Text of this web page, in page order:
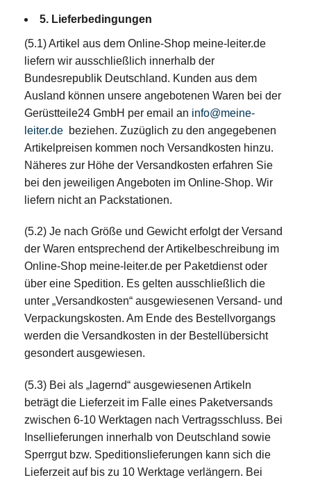
5. Lieferbedingungen
(5.1) Artikel aus dem Online-Shop meine-leiter.de
liefern wir ausschließlich innerhalb der
Bundesrepublik Deutschland. Kunden aus dem
Ausland können unsere angebotenen Waren bei der
Gerüstteile24 GmbH per email an info@meine-
leiter.de beziehen. Zuzüglich zu den angegebenen
Artikelpreisen kommen noch Versandkosten hinzu.
Näheres zur Höhe der Versandkosten erfahren Sie
bei den jeweiligen Angeboten im Online-Shop. Wir
liefern nicht an Packstationen.
(5.2) Je nach Größe und Gewicht erfolgt der Versand
der Waren entsprechend der Artikelbeschreibung im
Online-Shop meine-leiter.de per Paketdienst oder
über eine Spedition. Es gelten ausschließlich die
unter „Versandkosten“ ausgewiesenen Versand- und
Verpackungskosten. Am Ende des Bestellvorgangs
werden die Versandkosten in der Bestellübersicht
gesondert ausgewiesen.
(5.3) Bei als „lagernd“ ausgewiesenen Artikeln
beträgt die Lieferzeit im Falle eines Paketversands
zwischen 6-10 Werktagen nach Vertragsschluss. Bei
Insellieferungen innerhalb von Deutschland sowie
Sperrgut bzw. Speditionslieferungen kann sich die
Lieferzeit auf bis zu 10 Werktage verlängern. Bei